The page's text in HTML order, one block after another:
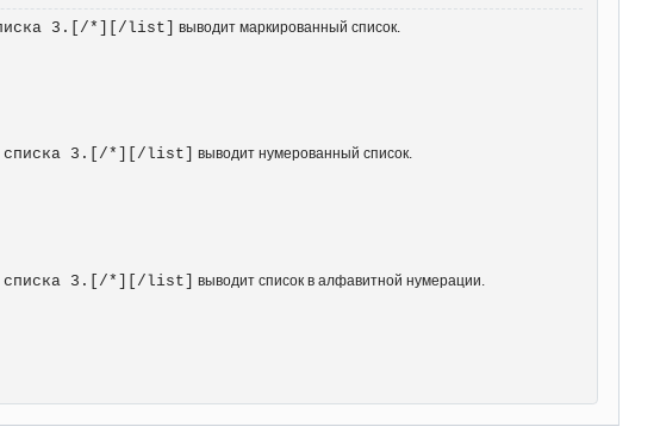
3.[/*][/list] выводит маркированный список.
списка 3.[/*][/list] выводит нумерованный список.
списка 3.[/*][/list] выводит список в алфавитной нумерации.